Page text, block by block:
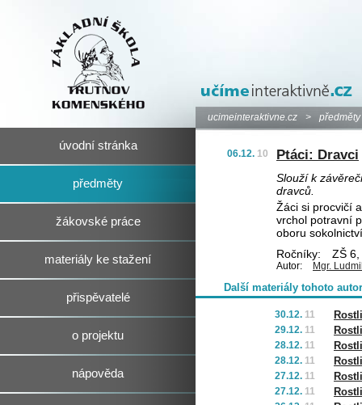
úvodní stránka
předměty
žákovské práce
materiály ke stažení
přispěvatelé
o projektu
nápověda
ucimeinteraktivne.cz > předměty
06.12. 10 Ptáci: Dravci
Slouží k
dravců.
Žáci si procvičí
vrchol potravní
oboru
Ročníky:
ZŠ
Autor: Mgr.
Další materiály tohoto
30.12. 11
29.12. 11
28.12. 11
28.12. 11
27.12. 11
27.12. 11